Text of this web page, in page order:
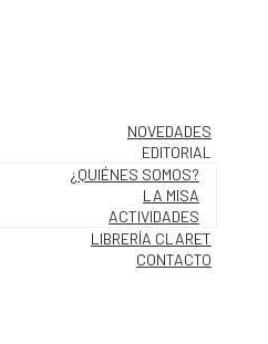
NOVEDADES
EDITORIAL
¿QUIÉNES SOMOS?
LA MISA
ACTIVIDADES
LIBRERÍA CLARET
CONTACTO